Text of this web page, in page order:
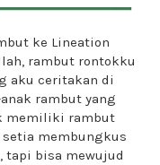
ke Lineation
rambut rontokku
aku ceritakan di
rambut yang
memiliki rambut
membungkus
tapi bisa mewujud